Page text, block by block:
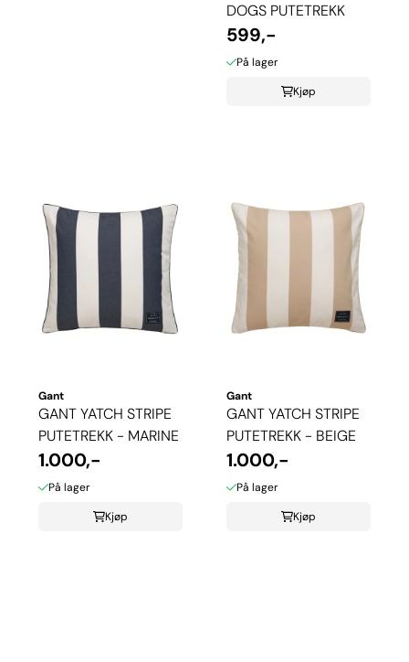
DOGS PUTETREKK
599,-
På lager
Kjøp
Gant
GANT YATCH STRIPE
PUTETREKK - MARINE
1.000,-
På lager
Kjøp
Gant
GANT YATCH STRIPE
PUTETREKK - BEIGE
1.000,-
På lager
Kjøp